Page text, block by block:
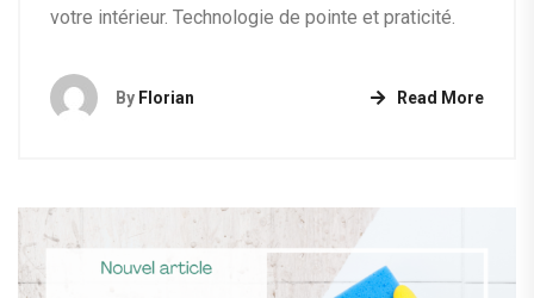
votre intérieur. Technologie de pointe et praticité.
By Florian Read More